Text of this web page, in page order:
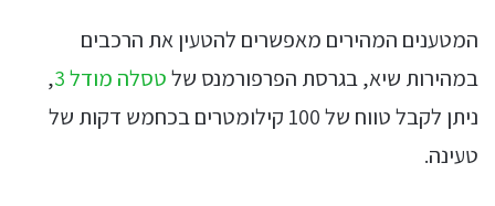
המטענים המהירים מאפשרים להטעין את הרכבים
במהירות שיא, בגרסת הפרפורמנס שלטסלה מודל 3 ,
ניתן לקבל טווח של 100 קילומטרים בכחמש דקות של
טעינה.